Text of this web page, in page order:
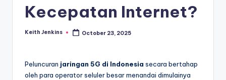
Kecepatan Internet?
Posted
Keith Jenkins October 23, 2025
Peluncuran jaringan 5G di Indonesia secara bertahap
oleh para operator seluler besar menandai dimulainya